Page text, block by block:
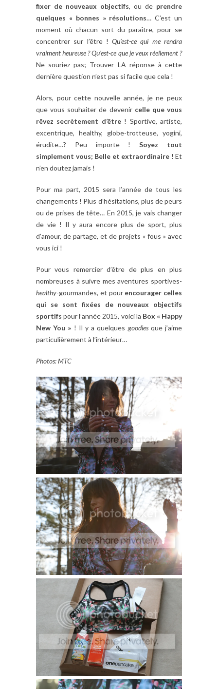
fixer de nouveaux objectifs, ou de prendre
quelques « bonnes » résolutions… C’est un
moment où chacun sort du paraître, pour se
concentrer sur l’être !Qu’est-ce qui me rendra
vraiment heureuse ?Qu’est-ce que je veux réellement ?
Ne souriez pas; Trouver LA réponse à cette
dernière question n’est pas si facile que cela !
Alors, pour cette nouvelle année, je ne peux
que vous souhaiter de devenir celle que vous
rêvez secrètement d’être! Sportive, artiste,
excentrique, healthy, globe-trotteuse, yogini,
érudite…? Peu importe !Soyez tout
simplement vous; Belle et extraordinaire ! Et
n’en doutez jamais !
Pour ma part, 2015 sera l’année de tous les
changements ! Plus d’hésitations, plus de peurs
ou de prises de tête… En 2015, je vais changer
de vie ! Il y aura encore plus de sport, plus
d’amour, de partage, et de projets « fous » avec
vous ici !
Pour vous remercier d’être de plus en plus
nombreuses à suivre mes aventures sportives-
healthy-gourmandes, et pour encourager celles
qui se sont fixées de nouveaux objectifs
sportifs pour l’année 2015, voici la Box « Happy
New You » ! Il y a quelques goodiesque j’aime
particulièrement à l’intérieur…
Photos: MTC